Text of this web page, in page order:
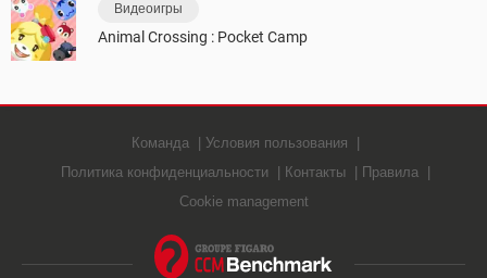
Видеоигры
Animal Crossing : Pocket Camp
Команда
Условия пользования
Политика конфиденциальности
Контакты
Правила
Cookie management